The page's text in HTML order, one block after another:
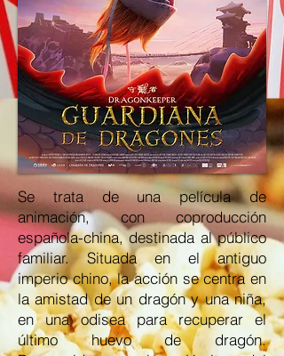
Se trata de una película de
animación, con coproducción
española-china, destinada al público
familiar. Situada en el antiguo
imperio chino, la acción se centra en
la amistad de un dragón y una niña,
en una odisea para recuperar el
último huevo de dragón.